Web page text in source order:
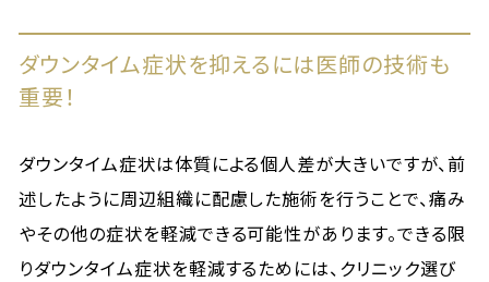
ダウンタイム症状を抑えるには医師の技術も
重要！
ダウンタイム症状は体質による個人差が大きいですが、前
述したように周辺組織に配慮した施術を行うことで、痛み
やその他の症状を軽減できる可能性があります。できる限
りダウンタイム症状を軽減するためには、クリニック選び